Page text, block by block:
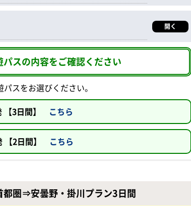
開く
パスの内容をご確認ください
スをお選びください。
【3日間】 こちら
【2日間】 こちら
都圏⇒安曇野・掛川プラン3日間